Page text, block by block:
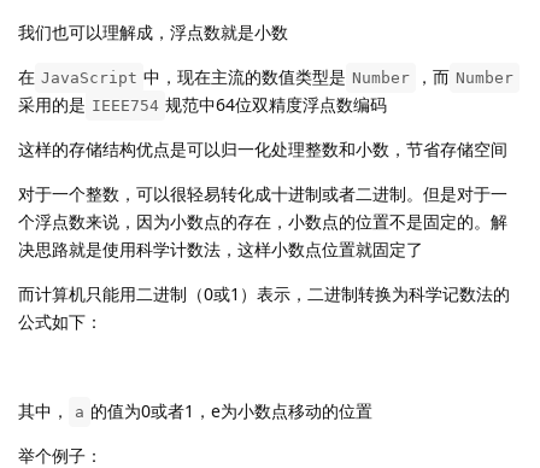
我们也可以理解成，浮点数就是小数
在 JavaScript 中，现在主流的数值类型是 Number ，而 Number
采用的是 IEEE754 规范中64位双精度浮点数编码
这样的存储结构优点是可以归一化处理整数和小数，节省存储空间
对于一个整数，可以很轻易转化成十进制或者二进制。但是对于一
个浮点数来说，因为小数点的存在，小数点的位置不是固定的。解
决思路就是使用科学计数法，这样小数点位置就固定了
而计算机只能用二进制（0或1）表示，二进制转换为科学记数法的
公式如下：
其中， a 的值为0或者1，e为小数点移动的位置
举个例子：